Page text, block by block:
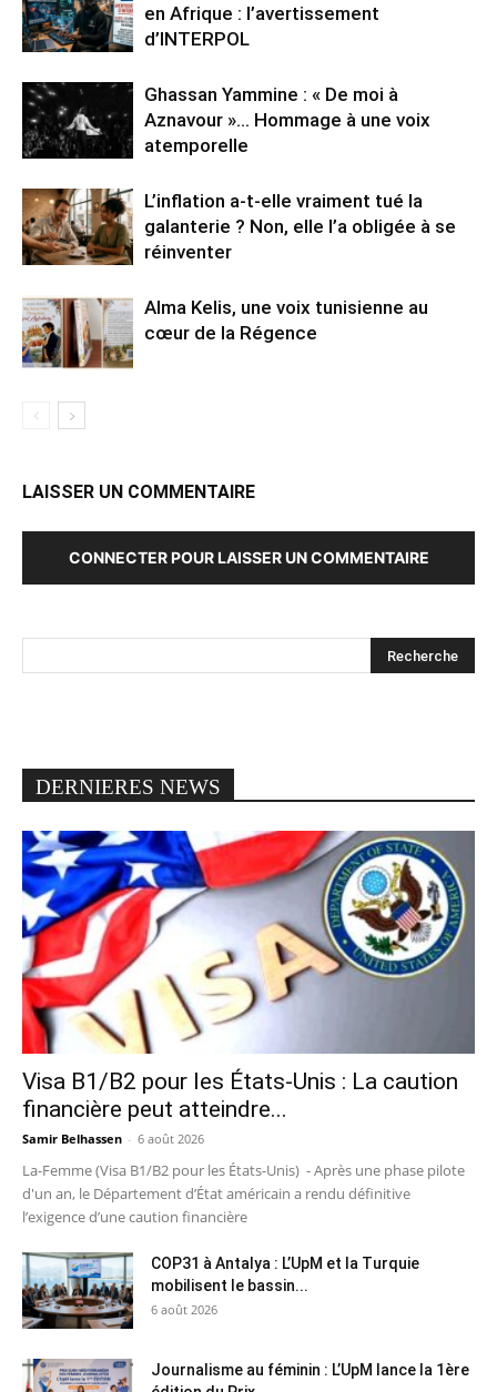
en Afrique : l’avertissement
d’INTERPOL
Ghassan Yammine : « De moi à
Aznavour »… Hommage à une voix
atemporelle
L’inflation a-t-elle vraiment tué la
galanterie ? Non, elle l’a obligée à se
réinventer
Alma Kelis, une voix tunisienne au
cœur de la Régence
LAISSER UN COMMENTAIRE
CONNECTER POUR LAISSER UN COMMENTAIRE
DERNIERES NEWS
Visa B1/B2 pour les États-Unis : La caution
financière peut atteindre...
Samir Belhassen - 6 août 2026
La-Femme (Visa B1/B2 pour les États-Unis) - Après une phase pilote
d'un an, le Département d’État américain a rendu définitive
l’exigence d’une caution financière
COP31 à Antalya : L’UpM et la Turquie
mobilisent le bassin...
6 août 2026
Journalisme au féminin : L’UpM lance la 1ère